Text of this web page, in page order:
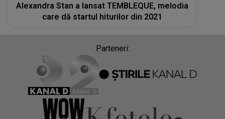
Alexandra Stan a lansat TEMBLEQUE, melodia
care dă startul hiturilor din 2021
Parteneri: